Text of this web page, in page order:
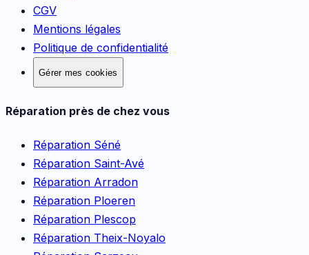
CGV
Mentions légales
Politique de confidentialité
Gérer mes cookies
Réparation près de chez vous
Réparation Séné
Réparation Saint-Avé
Réparation Arradon
Réparation Ploeren
Réparation Plescop
Réparation Theix-Noyalo